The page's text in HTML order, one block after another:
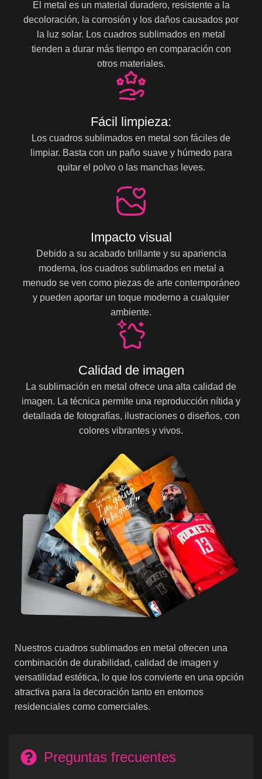
El metal es un material duradero, resistente a la
decoloración, la corrosión y los daños causados por
la luz solar. Los cuadros sublimados en metal
tienden a durar más tiempo en comparación con
otros materiales.
Fácil limpieza:
Los cuadros sublimados en metal son fáciles de
limpiar. Basta con un paño suave y húmedo para
quitar el polvo o las manchas leves.
Impacto visual
Debido a su acabado brillante y su apariencia
moderna, los cuadros sublimados en metal a
menudo se ven como piezas de arte contemporáneo
y pueden aportar un toque moderno a cualquier
ambiente.
Calidad de imagen
La sublimación en metal ofrece una alta calidad de
imagen. La técnica permite una reproducción nítida y
detallada de fotografías, ilustraciones o diseños, con
colores vibrantes y vivos.
Nuestros cuadros sublimados en metal ofrecen una
combinación de durabilidad, calidad de imagen y
versatilidad estética, lo que los convierte en una opción
atractiva para la decoración tanto en entornos
residenciales como comerciales.
Preguntas frecuentes